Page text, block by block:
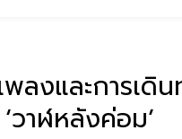
พลงและการเดิ
‘วาฬหลังค่อม’